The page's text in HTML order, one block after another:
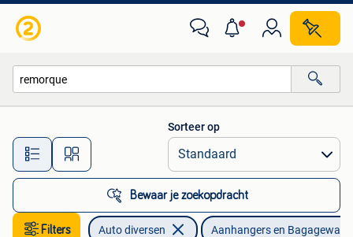
Alle afstanden…
Sorteer op
Bewaar je zoekopdracht
Filters Auto diversen Aanhangers en